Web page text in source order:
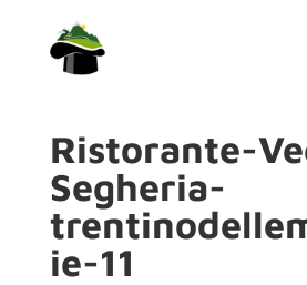
Ristorante-
Segheria-
ie-11